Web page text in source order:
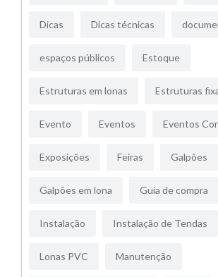
Dicas Dicas técnicas
espaços públicos Estoque
Estruturas em lonas Estruturas
Evento Eventos Eventos
Exposições Feiras Galpões
Galpões em lona Guia de compra
Instalação Instalação de Tendas
Lonas PVC Manutenção